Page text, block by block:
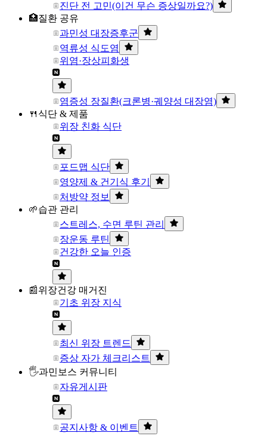
진단 전 고민(이건 무슨 증상일까요?)
🏥질환 공유
과민성 대장증후군
역류성 식도염
위염·장상피화생
염증성 장질환(크론병·궤양성 대장염)
🍴식단 & 제품
위장 친화 식단
포드맵 식단
영양제 & 건기식 후기
처방약 정보
🌱습관 관리
스트레스, 수면 루틴 관리
장운동 루틴
건강한 오늘 인증
📰위장건강 매거진
기초 위장 지식
최신 위장 트렌드
증상 자가 체크리스트
🖐과민보스 커뮤니티
자유게시판
공지사항 & 이벤트